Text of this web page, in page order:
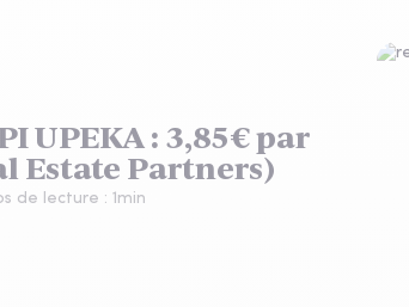
UPEKA : 3,85€ par
Estate Partners)
de lecture : 1min